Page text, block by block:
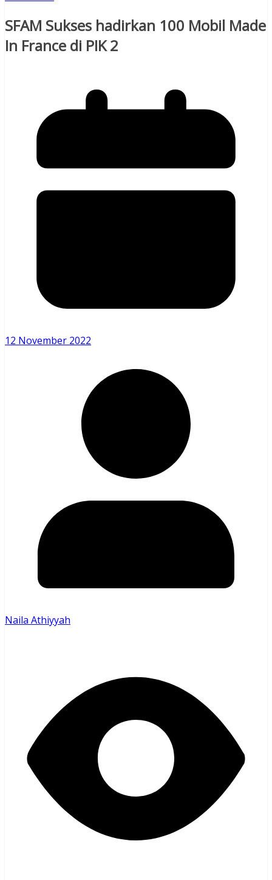
SFAM Sukses hadirkan 100 Mobil Made
In France di PIK 2
12 November 2022
Naila Athiyyah